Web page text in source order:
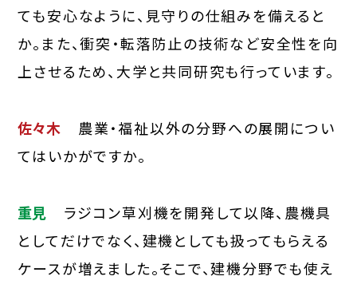
ても安心なように、見守りの仕組みを備えると
か。また、衝突・転落防止の技術など安全性を向
上させるため、大学と共同研究も行っています。
佐々木
農業・福祉以外の分野への展開につい
てはいかがですか。
重見
ラジコン草刈機を開発して以降、農機具
としてだけでなく、建機としても扱ってもらえる
ケースが増えました。そこで、建機分野でも使え